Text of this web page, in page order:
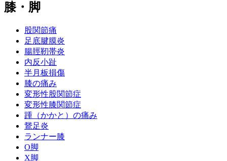
膝・脚
股関節痛
足底腱膜炎
腸脛靭帯炎
内反小趾
半月板損傷
膝の痛み
変形性股関節症
変形性膝関節症
踵（かかと）の痛み
鵞足炎
ランナー膝
O脚
X脚